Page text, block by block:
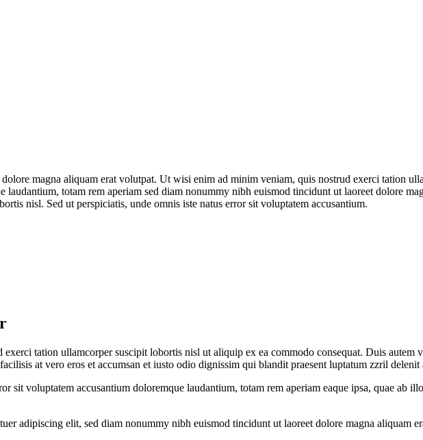
magna aliquam erat volutpat. Ut wisi enim ad minim veniam, quis nostrud exerci tation
laudantium, totam rem aperiam sed diam nonummy nibh euismod tincidunt ut laoreet dolore
nisl. Sed ut perspiciatis, unde omnis iste natus error sit voluptatem accusantium.
tation ullamcorper suscipit lobortis nisl ut aliquip ex ea commodo consequat. Duis autem
at vero eros et accumsan et iusto odio dignissim qui blandit praesent luptatum zzril
sit voluptatem accusantium doloremque laudantium, totam rem aperiam eaque ipsa, quae ab
adipiscing elit, sed diam nonummy nibh euismod tincidunt ut laoreet dolore magna aliquam